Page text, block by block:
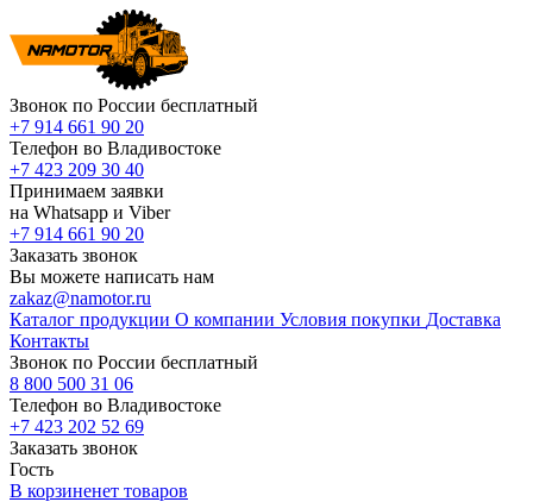
Звонок по России бесплатный
+7 914 661 90 20
Телефон во Владивостоке
+7 423 209 30 40
Принимаем заявки
на Whatsapp и Viber
+7 914 661 90 20
Заказать звонок
Вы можете написать нам
zakaz@namotor.ru
Каталог продукции О компании Условия покупки Доставка
Контакты
Звонок по России бесплатный
8 800 500 31 06
Телефон во Владивостоке
+7 423 202 52 69
Заказать звонок
Гость
В корзиненет товаров